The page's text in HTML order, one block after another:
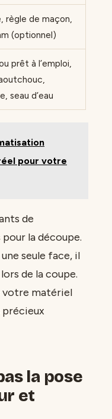
règle de maçon,
(optionnel)
prêt à l’emploi,
seau d’eau
pour votre
de
la découpe.
seule face, il
de la coupe.
votre matériel
précieux
la pose
et